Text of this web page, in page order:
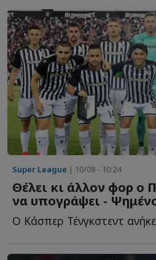
Super League | 10/08 - 10:24
Θέλει κι άλλον φορ ο
να υπογράψει -